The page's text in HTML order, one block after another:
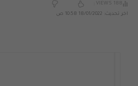
اخر تحديث: 18/01/2022 10:58 ص
188 VIEWS